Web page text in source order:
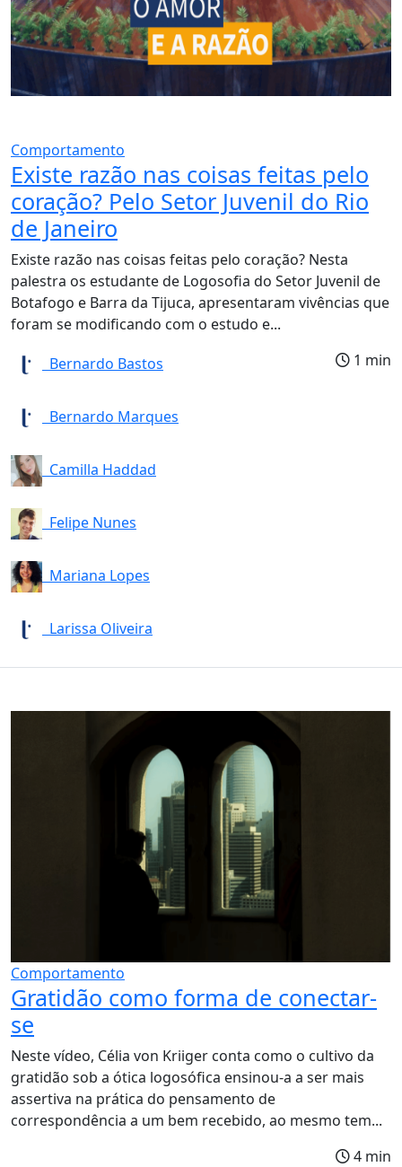
Comportamento
Existe razão nas coisas feitas pelo
coração? Pelo Setor Juvenil do Rio
de Janeiro
Existe razão nas coisas feitas pelo coração? Nesta
palestra os estudante de Logosofia do Setor Juvenil de
Botafogo e Barra da Tijuca, apresentaram vivências que
foram se modificando com o estudo e...
Bernardo Bastos
Bernardo Marques
Camilla Haddad
Felipe Nunes
Mariana Lopes
Larissa Oliveira
1 min
Comportamento
Gratidão como forma de conectar-
se
Neste vídeo, Célia von Kriiger conta como o cultivo da
gratidão sob a ótica logosófica ensinou-a a ser mais
assertiva na prática do pensamento de
correspondência a um bem recebido, ao mesmo tem...
4 min